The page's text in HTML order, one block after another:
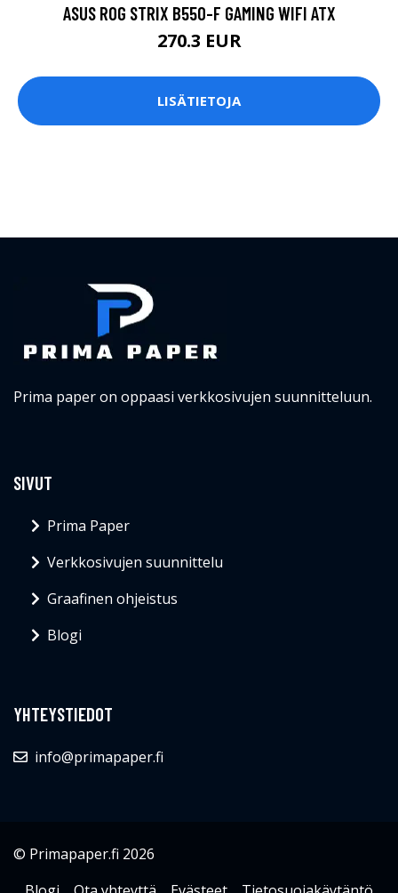
ASUS ROG STRIX B550-F GAMING WIFI ATX
270.3 EUR
LISÄTIETOJA
Prima paper on oppaasi verkkosivujen suunnitteluun.
SIVUT
Prima Paper
Verkkosivujen suunnittelu
Graafinen ohjeistus
Blogi
YHTEYSTIEDOT
info@primapaper.fi
© Primapaper.fi 2026